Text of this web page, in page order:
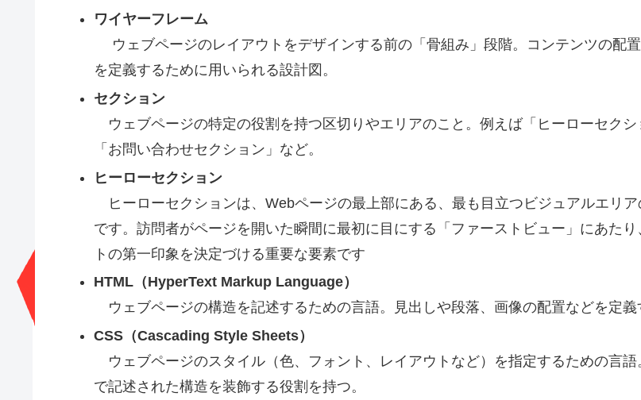
ワイヤーフレーム
ウェブページのレイアウトをデザインする前の「骨組み」段階。コンテンツの配
を定義するために用いられる設計図。
セクション
ウェブページの特定の役割を持つ区切りやエリアのこと。例えば「ヒーローセクシ
「お問い合わせセクション」など。
ヒーローセクション
ヒーローセクションは、Webページの最上部にある、最も目立つビジュアルエリア
です。訪問者がページを開いた瞬間に最初に目にする「ファーストビュー」にあたり
トの第一印象を決定づける重要な要素です
HTML（HyperText Markup Language）
ウェブページの構造を記述するための言語。見出しや段落、画像の配置などを定義
CSS（Cascading Style Sheets）
ウェブページのスタイル（色、フォント、レイアウトなど）を指定するための言語
で記述された構造を装飾する役割を持つ。